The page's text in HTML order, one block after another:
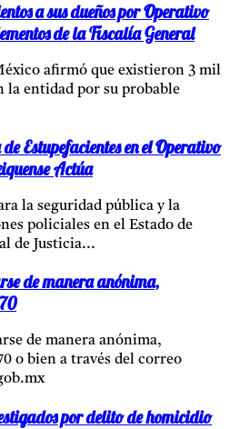
a sus dueños por Operativo
de la Fiscalía General
afirmó que existieron 3 mil
la entidad por su probable
Estupefacientes en el Operativo
Actúa
la seguridad pública y la
policiales en el Estado de
de Justicia...
de manera anónima,
de manera anónima,
o bien a través del correo
por delito de homicidio